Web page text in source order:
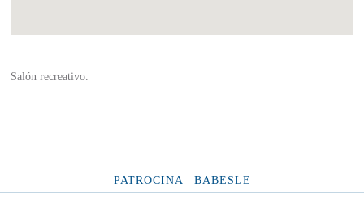
Salón recreativo.
PATROCINA | BABESLE